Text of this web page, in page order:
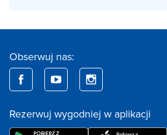
Obserwuj nas:
Rezerwuj wygodniej w aplikacji